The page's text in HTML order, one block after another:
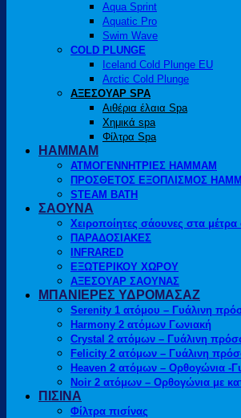
Aqua Sprint
Aquatic Pro
Swim Wave
COLD PLUNGE
Iceland Cold Plunge EU
Arctic Cold Plunge
ΑΞΕΣΟΥΑΡ SPA
Αιθέρια έλαια Spa
Χημικά spa
Φίλτρα Spa
HAMMAM
ΑΤΜΟΓΕΝΝΗΤΡΙΕΣ HAMMAM
ΠΡΟΣΘΕΤΟΣ ΕΞΟΠΛΙΣΜΟΣ
STEAM BATH
ΣΑΟΥΝΑ
Χειροποίητες σάουνες στα
ΠΑΡΑΔΟΣΙΑΚΕΣ
INFRARED
ΕΞΩΤΕΡΙΚΟΥ ΧΩΡΟΥ
ΑΞΕΣΟΥΑΡ ΣΑΟΥΝΑΣ
ΜΠΑΝΙΕΡΕΣ ΥΔΡΟΜΑΣΑΖ
Serenity 1 ατόμου – Γυάλινη
Harmony 2 ατόμων Γωνιακή
Crystal 2 ατόμων – Γυάλινη
Felicity 2 ατόμων – Γυάλινη
Heaven 2 ατόμων – Ορθογώνια -
Noir 2 ατόμων – Ορθογώνια με
ΠΙΣΙΝΑ
Φίλτρα πισίνας